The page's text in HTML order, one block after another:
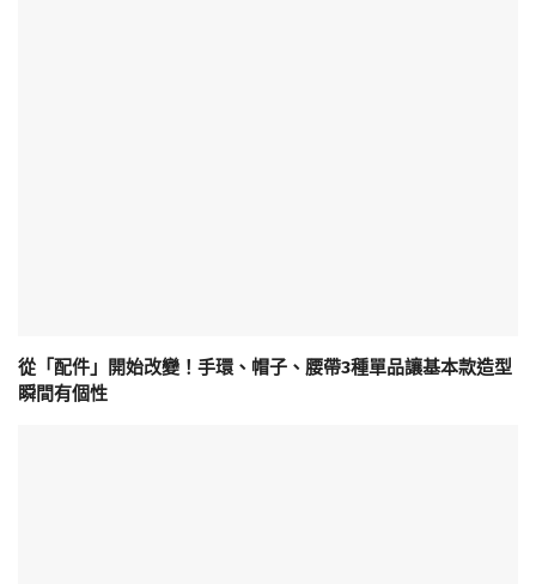
從「配件」開始改變！手環、帽子、腰帶3種單品讓基本款造型
瞬間有個性